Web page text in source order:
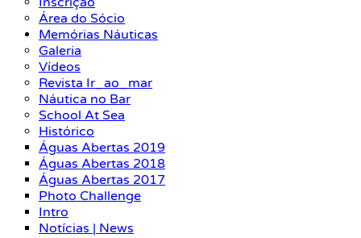
Área do Sócio
Memórias Náuticas
Galeria
Vídeos
Revista Ir_ao_mar
Náutica no Bar
School At Sea
Histórico
Águas Abertas 2019
Águas Abertas 2018
Águas Abertas 2017
Photo Challenge
Intro
Notícias | News